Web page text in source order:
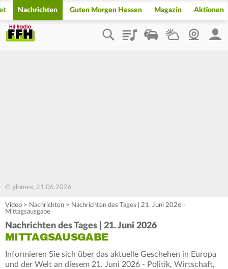
Nachrichten Guten Morgen Hessen Magazin Aktionen
PlaylistStaupilotWetterWebcam
© glomex, 21.06.2026
Video > Nachrichten > Nachrichten des Tages | 21. Juni 2026 -
Mittagsausgabe
Nachrichten des Tages | 21. Juni 2026
MITTAGSAUSGABE
Informieren Sie sich über das aktuelle Geschehen in Europa
und der Welt an diesem 21. Juni 2026 - Politik, Wirtschaft,